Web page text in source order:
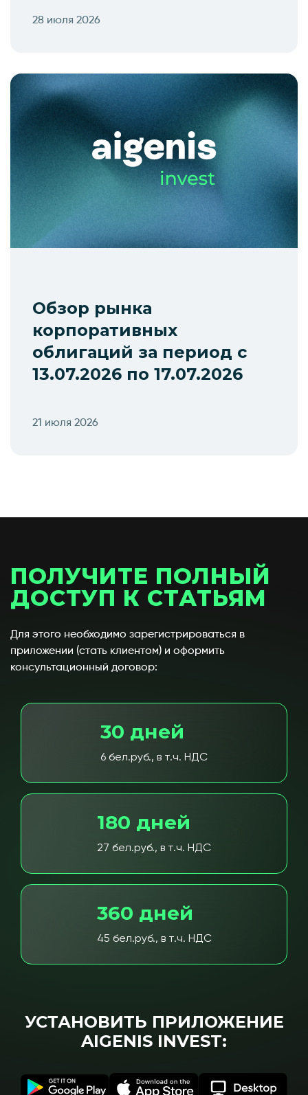
28 июля 2026
Обзор рынка
корпоративных
облигаций за период с
13.07.2026 по 17.07.2026
21 июля 2026
ПОЛУЧИТЕ ПОЛНЫЙ
ДОСТУП К СТАТЬЯМ
Для этого необходимо зарегистрироваться в
приложении (стать клиентом) и оформить
консультационный договор:
30 дней
6 бел.руб., в т.ч. НДС
180 дней
27 бел.руб., в т.ч. НДС
360 дней
45 бел.руб., в т.ч. НДС
УСТАНОВИТЬ ПРИЛОЖЕНИЕ
AIGENIS INVEST: